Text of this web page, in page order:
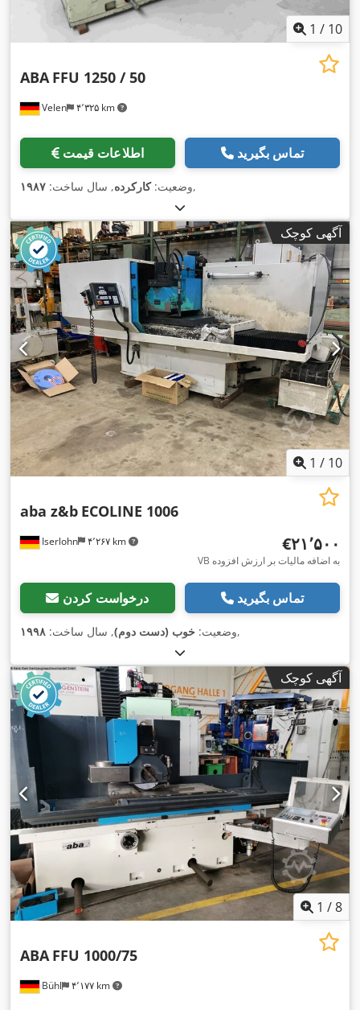
1 / 10
Velen ۴٬۳۲۵ km
ABA FFU 1250 / 50
اطلاعات قیمت تماس بگیرید
وضعیت:کارکرده, سال ساخت: ۱۹۸۷ ,
آگهی کوچک
1 / 10
Iserlohn ۴٬۲۶۷ km
aba z&b ECOLINE 1006
‎€۲۱٬۵۰۰
VB به اضافه مالیات بر ارزش افزوده
درخواست کردن تماس بگیرید
وضعیت: خوب (دست دوم), سال ساخت: ۱۹۹۸ ,
آگهی کوچک
1 /8
Bühl ۴٬۱۷۷ km
ABA FFU 1000/75